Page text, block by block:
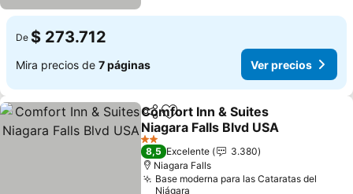
De $ 273.712
Mira precios de 7 páginas Ver precios
CompartirAgregar a favoritos
Comfort Inn & Suites
Niagara Falls Blvd USA
Ver precios
2 Estrellas
8,5 Excelente
3.380
Niagara Falls
Base moderna para las Cataratas del
Niágara